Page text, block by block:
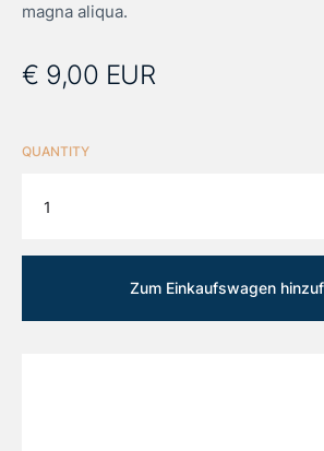
magna aliqua.
€ 9,00 EUR
QUANTITY